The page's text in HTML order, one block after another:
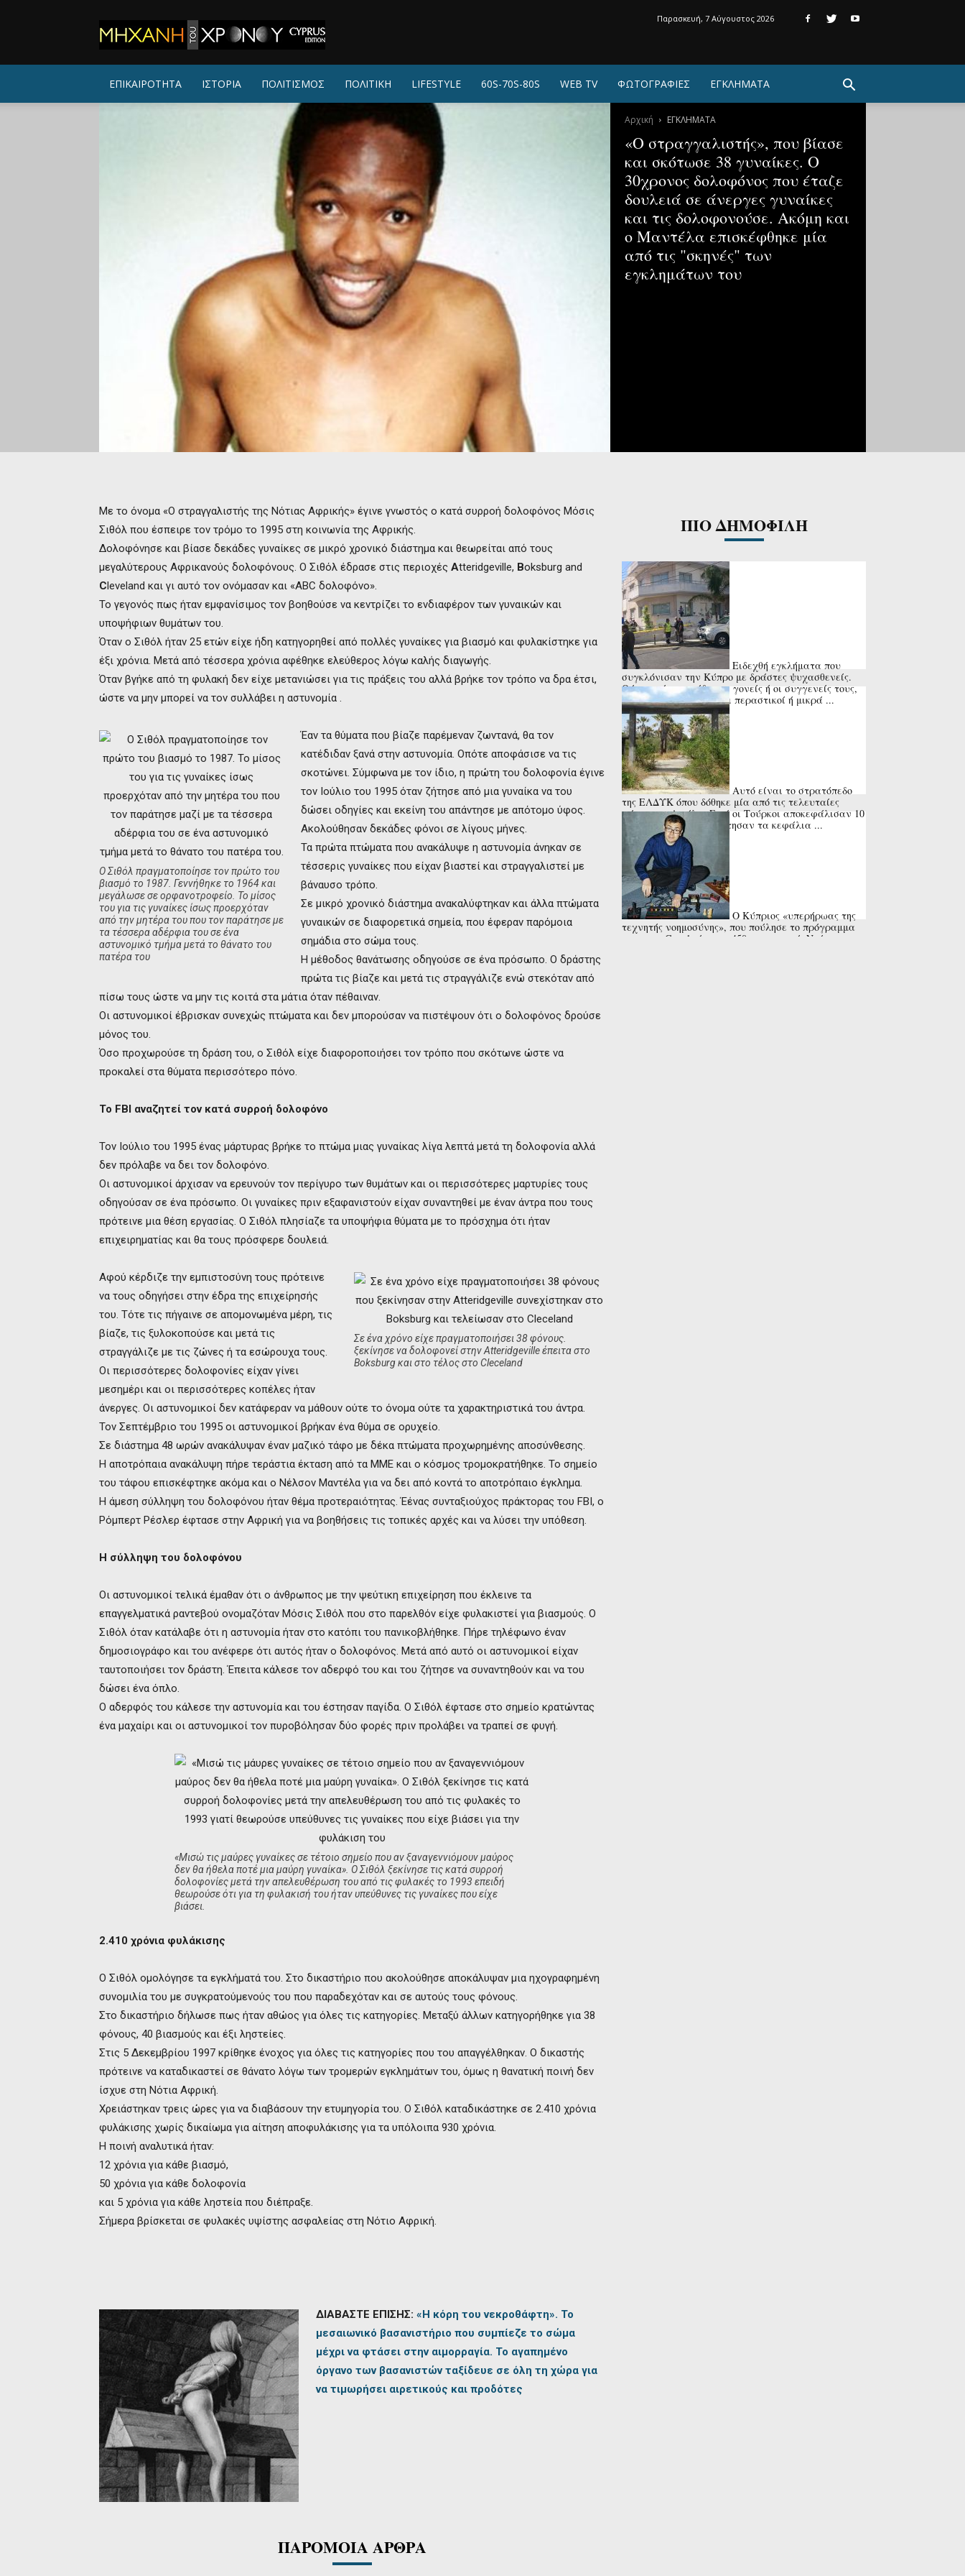
ΤΟΥ
ΧΡΟΝΟΥ
Παρασκευή, 7 Αύγουστος 2026
ΕΠΙΚΑΙΡΟΤΗΤΑ ΙΣΤΟΡΙΑ ΠΟΛΙΤΙΣΜΟΣ ΠΟΛΙΤΙΚΗ LIFESTYLE 60S-70S-80S WEB TV ΦΩΤΟΓΡΑΦΙΕΣ ΕΓΚΛΗΜΑΤΑ
Αρχική ΕΓΚΛΗΜΑΤΑ
«Ο στραγγαλιστής», που βίασε
και σκότωσε 38 γυναίκες. Ο
30χρονος δολοφόνος που έταζε
δουλειά σε άνεργες γυναίκες
και τις δολοφονούσε. Ακόμη και
ο Μαντέλα επισκέφθηκε μία
από τις "σκηνές" των
εγκλημάτων του
Με το όνομα «Ο στραγγαλιστής της Νότιας Αφρικής» έγινε γνωστός ο κατά συρροή δολοφόνος Μόσις
Σιθόλ που έσπειρε τον τρόμο το 1995 στη κοινωνία της Αφρικής.
Δολοφόνησε και βίασε δεκάδες γυναίκες σε μικρό χρονικό διάστημα και θεωρείται από τους
μεγαλύτερους Αφρικανούς δολοφόνους. Ο Σιθόλ έδρασε στις περιοχές Atteridgeville, Boksburg and
Cleveland και γι αυτό τον ονόμασαν και «ΑΒC δολοφόνο».
Το γεγονός πως ήταν εμφανίσιμος τον βοηθούσε να κεντρίζει το ενδιαφέρον των γυναικών και
υποψήφιων θυμάτων του.
Όταν ο Σιθόλ ήταν 25 ετών είχε ήδη κατηγορηθεί από πολλές γυναίκες για βιασμό και φυλακίστηκε για
έξι χρόνια. Μετά από τέσσερα χρόνια αφέθηκε ελεύθερος λόγω καλής διαγωγής.
Όταν βγήκε από τη φυλακή δεν είχε μετανιώσει για τις πράξεις του αλλά βρήκε τον τρόπο να δρα έτσι,
ώστε να μην μπορεί να τον συλλάβει η αστυνομία .
Ο Σιθόλ πραγματοποίησε τον πρώτο του
βιασμό το 1987. Γεννήθηκε το 1964 και
μεγάλωσε σε ορφανοτροφείο. Το μίσος
του για τις γυναίκες ίσως προερχόταν
από την μητέρα του που τον παράτησε με
τα τέσσερα αδέρφια του σε ένα
αστυνομικό τμήμα μετά το θάνατο του
πατέρα του
Έαν τα θύματα που βίαζε παρέμεναν ζωντανά, θα τον
κατέδιδαν ξανά στην αστυνομία. Οπότε αποφάσισε να τις
σκοτώνει. Σύμφωνα με τον ίδιο, η πρώτη του δολοφονία έγινε
τον Ιούλιο του 1995 όταν ζήτησε από μια γυναίκα να του
δώσει οδηγίες και εκείνη του απάντησε με απότομο ύφος.
Ακολούθησαν δεκάδες φόνοι σε λίγους μήνες.
Τα πρώτα πτώματα που ανακάλυψε η αστυνομία άνηκαν σε
τέσσερις γυναίκες που είχαν βιαστεί και στραγγαλιστεί με
βάναυσο τρόπο.
Σε μικρό χρονικό διάστημα ανακαλύφτηκαν και άλλα πτώματα
γυναικών σε διαφορετικά σημεία, που έφεραν παρόμοια
σημάδια στο σώμα τους.
Η μέθοδος θανάτωσης οδηγούσε σε ένα πρόσωπο. Ο δράστης
πρώτα τις βίαζε και μετά τις στραγγάλιζε ενώ στεκόταν από
πίσω τους ώστε να μην τις κοιτά στα μάτια όταν πέθαιναν.
Οι αστυνομικοί έβρισκαν συνεχώς πτώματα και δεν μπορούσαν να πιστέψουν ότι ο δολοφόνος δρούσε
μόνος του.
Όσο προχωρούσε τη δράση του, ο Σιθόλ είχε διαφοροποιήσει τον τρόπο που σκότωνε ώστε να
προκαλεί στα θύματα περισσότερο πόνο.
Το FBI αναζητεί τον κατά συρροή δολοφόνο
Τον Ιούλιο του 1995 ένας μάρτυρας βρήκε το πτώμα μιας γυναίκας λίγα λεπτά μετά τη δολοφονία αλλά
δεν πρόλαβε να δει τον δολοφόνο.
Οι αστυνομικοί άρχισαν να ερευνούν τον περίγυρο των θυμάτων και οι περισσότερες μαρτυρίες τους
οδηγούσαν σε ένα πρόσωπο. Οι γυναίκες πριν εξαφανιστούν είχαν συναντηθεί με έναν άντρα που τους
πρότεινε μια θέση εργασίας. Ο Σιθόλ πλησίαζε τα υποψήφια θύματα με το πρόσχημα ότι ήταν
επιχειρηματίας και θα τους πρόσφερε δουλειά.
Σε ένα χρόνο είχε πραγματοποιήσει 38 φόνους.
ξεκίνησε να δολοφονεί στην Αtteridgeville έπειτα στο
Boksburg και στο τέλος στο Cleceland
Αφού κέρδιζε την εμπιστοσύνη τους πρότεινε
να τους οδηγήσει στην έδρα της επιχείρησής
του. Τότε τις πήγαινε σε απομονωμένα μέρη, τις
βίαζε, τις ξυλοκοπούσε και μετά τις
στραγγάλιζε με τις ζώνες ή τα εσώρουχα τους.
Οι περισσότερες δολοφονίες είχαν γίνει
μεσημέρι και οι περισσότερες κοπέλες ήταν
άνεργες. Οι αστυνομικοί δεν κατάφεραν να μάθουν ούτε το όνομα ούτε τα χαρακτηριστικά του άντρα.
Τον Σεπτέμβριο του 1995 οι αστυνομικοί βρήκαν ένα θύμα σε ορυχείο.
Σε διάστημα 48 ωρών ανακάλυψαν έναν μαζικό τάφο με δέκα πτώματα προχωρημένης αποσύνθεσης.
Η αποτρόπαια ανακάλυψη πήρε τεράστια έκταση από τα ΜΜΕ και ο κόσμος τρομοκρατήθηκε. Το σημείο
του τάφου επισκέφτηκε ακόμα και ο Νέλσον Μαντέλα για να δει από κοντά το αποτρόπαιο έγκλημα.
Η άμεση σύλληψη του δολοφόνου ήταν θέμα προτεραιότητας. Έένας συνταξιούχος πράκτορας του FBI, o
Ρόμπερτ Ρέσλερ έφτασε στην Αφρική για να βοηθήσεις τις τοπικές αρχές και να λύσει την υπόθεση.
Η σύλληψη του δολοφόνου
Οι αστυνομικοί τελικά έμαθαν ότι ο άνθρωπος με την ψεύτικη επιχείρηση που έκλεινε τα
επαγγελματικά ραντεβού ονομαζόταν Μόσις Σιθόλ που στο παρελθόν είχε φυλακιστεί για βιασμούς. Ο
Σιθόλ όταν κατάλαβε ότι η αστυνομία ήταν στο κατόπι του πανικοβλήθηκε. Πήρε τηλέφωνο έναν
δημοσιογράφο και του ανέφερε ότι αυτός ήταν ο δολοφόνος. Μετά από αυτό οι αστυνομικοί είχαν
ταυτοποιήσει τον δράστη. Έπειτα κάλεσε τον αδερφό του και του ζήτησε να συναντηθούν και να του
δώσει ένα όπλο.
Ο αδερφός του κάλεσε την αστυνομία και του έστησαν παγίδα. Ο Σιθόλ έφτασε στο σημείο κρατώντας
ένα μαχαίρι και οι αστυνομικοί τον πυροβόλησαν δύο φορές πριν προλάβει να τραπεί σε φυγή.
«Μισώ τις μαύρες γυναίκες σε τέτοιο σημείο που αν ξαναγεννιόμουν μαύρος
δεν θα ήθελα ποτέ μια μαύρη γυναίκα». Ο Σιθόλ ξεκίνησε τις κατά συρροή
δολοφονίες μετά την απελευθέρωση του από τις φυλακές το 1993 επειδή
θεωρούσε ότι για τη φυλακισή του ήταν υπεύθυνες τις γυναίκες που είχε
βιάσει.
2.410 χρόνια φυλάκισης
Ο Σιθόλ ομολόγησε τα εγκλήματά του. Στο δικαστήριο που ακολούθησε αποκάλυψαν μια ηχογραφημένη
συνομιλία του με συγκρατούμενούς του που παραδεχόταν και σε αυτούς τους φόνους.
Στο δικαστήριο δήλωσε πως ήταν αθώος για όλες τις κατηγορίες. Μεταξύ άλλων κατηγορήθηκε για 38
φόνους, 40 βιασμούς και έξι ληστείες.
Στις 5 Δεκεμβρίου 1997 κρίθηκε ένοχος για όλες τις κατηγορίες που του απαγγέλθηκαν. Ο δικαστής
πρότεινε να καταδικαστεί σε θάνατο λόγω των τρομερών εγκλημάτων του, όμως η θανατική ποινή δεν
ίσχυε στη Νότια Αφρική.
Χρειάστηκαν τρεις ώρες για να διαβάσουν την ετυμηγορία του. Ο Σιθόλ καταδικάστηκε σε 2.410 χρόνια
φυλάκισης χωρίς δικαίωμα για αίτηση αποφυλάκισης για τα υπόλοιπα 930 χρόνια.
Η ποινή αναλυτικά ήταν:
12 χρόνια για κάθε βιασμό,
50 χρόνια για κάθε δολοφονία
και 5 χρόνια για κάθε ληστεία που διέπραξε.
Σήμερα βρίσκεται σε φυλακές υψίστης ασφαλείας στη Νότιο Αφρική.
ΔΙΑΒΑΣΤΕ ΕΠΙΣΗΣ: «Η κόρη του νεκροθάφτη». Το
μεσαιωνικό βασανιστήριο που συμπίεζε το σώμα
μέχρι να φτάσει στην αιμορραγία. Το αγαπημένο
όργανο των βασανιστών ταξίδευε σε όλη τη χώρα για
να τιμωρήσει αιρετικούς και προδότες
ΠΑΡΟΜΟΙΑ ΑΡΘΡΑ
ΠΙΟ ΔΗΜΟΦΙΛΗ
Ειδεχθή εγκλήματα που
συγκλόνισαν την Κύπρο με δράστες ψυχασθενείς.
Θύματα ήταν οι ίδιοι οι γονείς ή οι συγγενείς τους,
αλλά και ανυποψίαστοι περαστικοί ή μικρά ...
Αυτό είναι το στρατόπεδο
της ΕΛΔΥΚ όπου δόθηκε μία από τις τελευταίες
μάχες του Αττίλα. Εκεί οι Τούρκοι αποκεφάλισαν 10
στρατιώτες και τοποθέτησαν τα κεφάλια ...
Ο Κύπριος «υπερήρωας της
τεχνητής νοημοσύνης», που πούλησε το πρόγραμμα
του στην Google έναντι 450 εκατ. ευρώ. Ντέμης